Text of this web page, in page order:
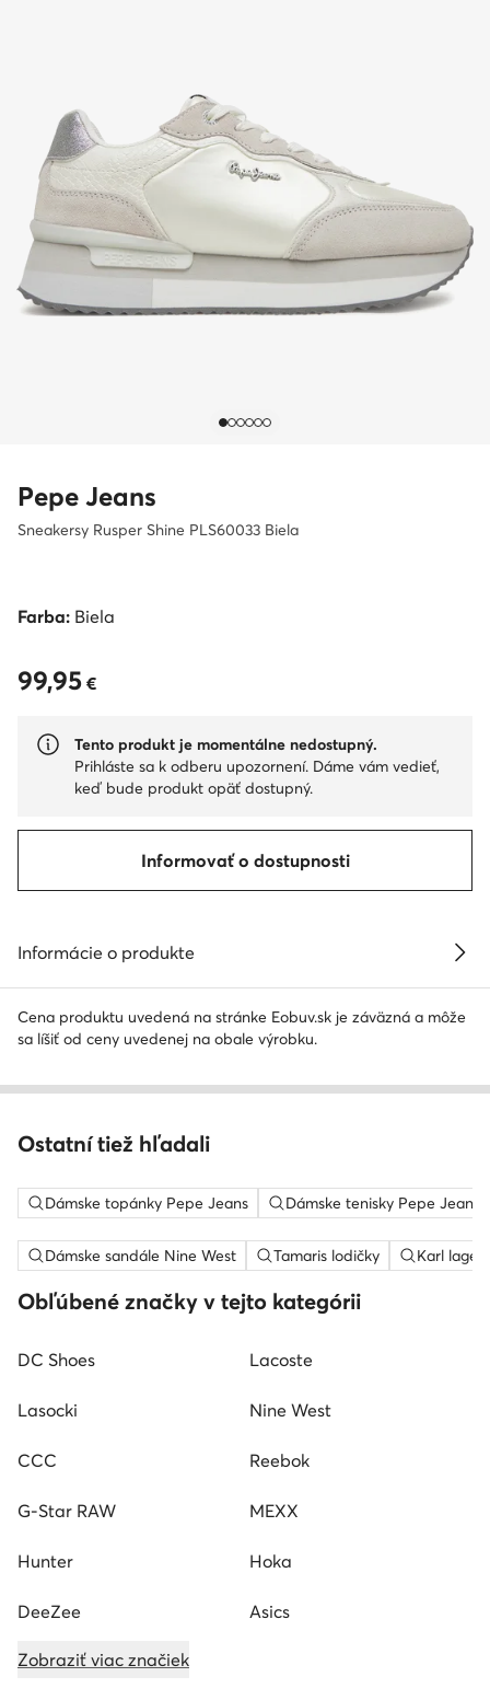
Pepe Jeans
Sneakersy Rusper Shine PLS60033 Biela
Farba: Biela
99,95 €
99,95 €
Tento produkt je momentálne nedostupný.
Prihláste sa k odberu upozornení. Dáme vám vedieť,
keď bude produkt opäť dostupný.
Informovať o dostupnosti
Informácie o produkte
Cena produktu uvedená na stránke Eobuv.sk je záväzná a môže
sa líšiť od ceny uvedenej na obale výrobku.
Ostatní tiež hľadali
Dámske topánky Pepe Jeans Dámske tenisky Pepe Jeans
Dámske sandále Nine West Tamaris lodičky Karl
Obľúbené značky v tejto kategórii
DC Shoes Lacoste
Lasocki Nine West
CCC Reebok
G-Star RAW MEXX
Hunter Hoka
DeeZee Asics
Zobraziť viac značiek